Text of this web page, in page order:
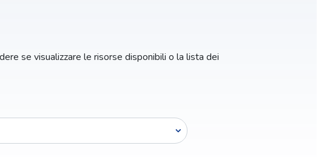
se visualizzare le risorse disponibili o la lista dei